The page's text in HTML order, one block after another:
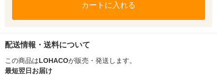
カートに入れる
配送情報・送料について
この商品はLOHACOが販売・発送します。
最短翌日お届け